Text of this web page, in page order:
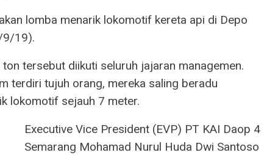
lomba menarik lokomotif kereta api di Depo
9/19).
tersebut diikuti seluruh jajaran managemen.
terdiri tujuh orang, mereka saling beradu
lokomotif sejauh 7 meter.
Executive Vice President (EVP) PT KAI Daop 4
Semarang Mohamad Nurul Huda Dwi Santoso